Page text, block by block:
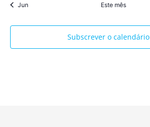
Jun Este mês
Subscrever o calendário